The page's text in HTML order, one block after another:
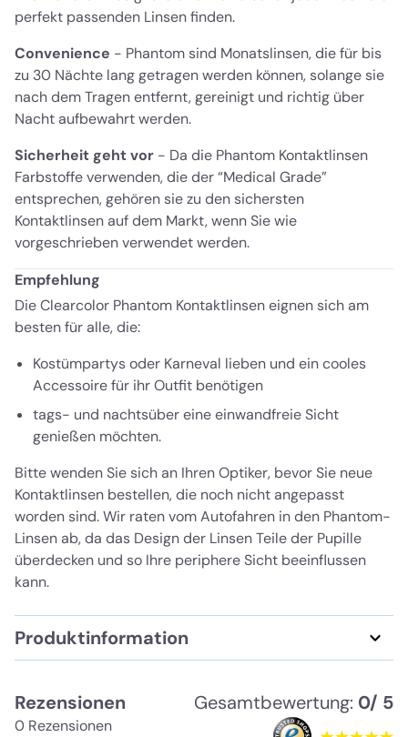
perfekt passenden Linsen finden.
Convenience - Phantom sind Monatslinsen, die für bis
zu 30 Nächte lang getragen werden können, solange sie
nach dem Tragen entfernt, gereinigt und richtig über
Nacht aufbewahrt werden.
Sicherheit geht vor - Da die Phantom Kontaktlinsen
Farbstoffe verwenden, die der “Medical Grade”
entsprechen, gehören sie zu den sichersten
Kontaktlinsen auf dem Markt, wenn Sie wie
vorgeschrieben verwendet werden.
Empfehlung
Die Clearcolor Phantom Kontaktlinsen eignen sich am
besten für alle, die:
Kostümpartys oder Karneval lieben und ein cooles
Accessoire für ihr Outfit benötigen
tags- und nachtsüber eine einwandfreie Sicht
genießen möchten.
Bitte wenden Sie sich an Ihren Optiker, bevor Sie neue
Kontaktlinsen bestellen, die noch nicht angepasst
worden sind. Wir raten vom Autofahren in den Phantom-
Linsen ab, da das Design der Linsen Teile der Pupille
überdecken und so Ihre periphere Sicht beeinflussen
kann.
Produktinformation
Rezensionen
0 Rezensionen
Gesamtbewertung: 0/ 5